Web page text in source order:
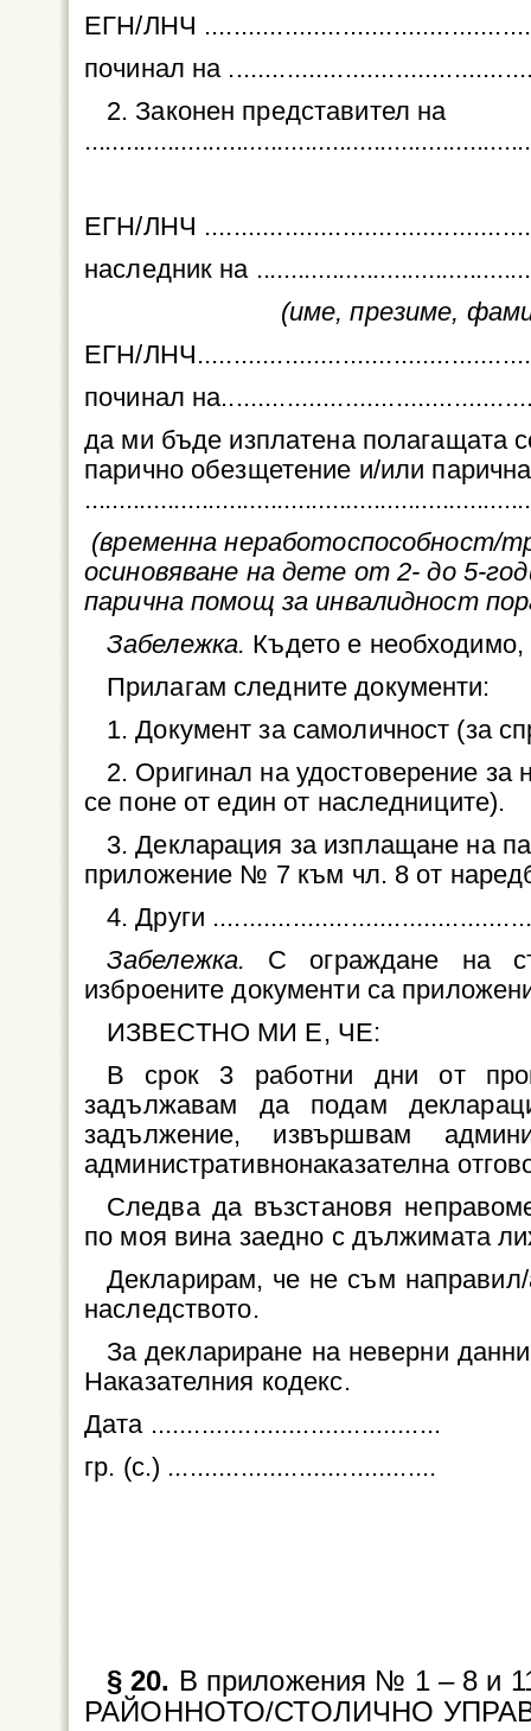
ЕГН/ЛНЧ
починал на
2. Законен представител на
ЕГН/ЛНЧ
наследник на
(име, презиме, фамилия
ЕГН/
починал
да ми бъде изплатена полагащата
парично обезщетение и/или
(временна неработоспособност/
осиновяване на дете от 2- до 5-
парична помощ за инвалидност
Забележка. Където е необходимо,
Прилагам следните документи:
1.Документ за самоличност (за
2. Оригинал на удостоверение
се поне от един от наследниците).
3.Декларация за изплащане на
приложение № 7 към чл. 8 от
4.Други
Забележка. С ограждане на
изброените документи са
ИЗВЕСТНО МИ Е, ЧЕ:
В срок 3 работни дни от
задължавам да подам
задължение, извършвам
административнонаказателна
Следва да възстановя
по моя вина заедно с дължимата
Декларирам, че не съм
наследството.
За деклариране на неверни
Наказателния кодекс.
Дата
гр. (с.)
§ 20. В приложения № 1 – 8 и
РАЙОННОТО/СТОЛИЧНО